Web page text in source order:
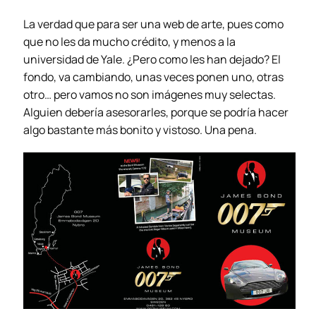
La verdad que para ser una web de arte, pues como
que no les da mucho crédito, y menos a la
universidad de Yale. ¿Pero como les han dejado? El
fondo, va cambiando, unas veces ponen uno, otras
otro… pero vamos no son imágenes muy selectas.
Alguien debería asesorarles, porque se podría hacer
algo bastante más bonito y vistoso. Una pena.